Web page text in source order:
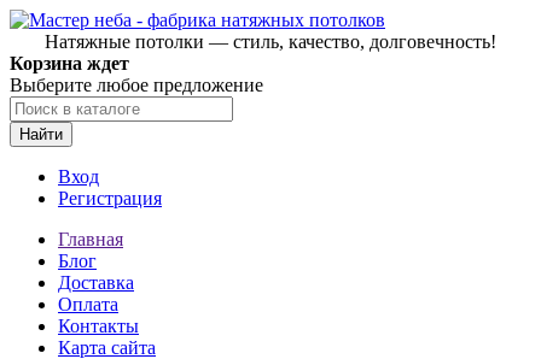
Натяжные потолки — стиль, качество, долговечность!
Корзина ждет
Выберите любое предложение
Найти
Вход
Регистрация
Главная
Блог
Доставка
Оплата
Контакты
Карта сайта